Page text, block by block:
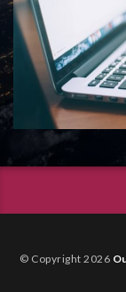
© Copyright 2026